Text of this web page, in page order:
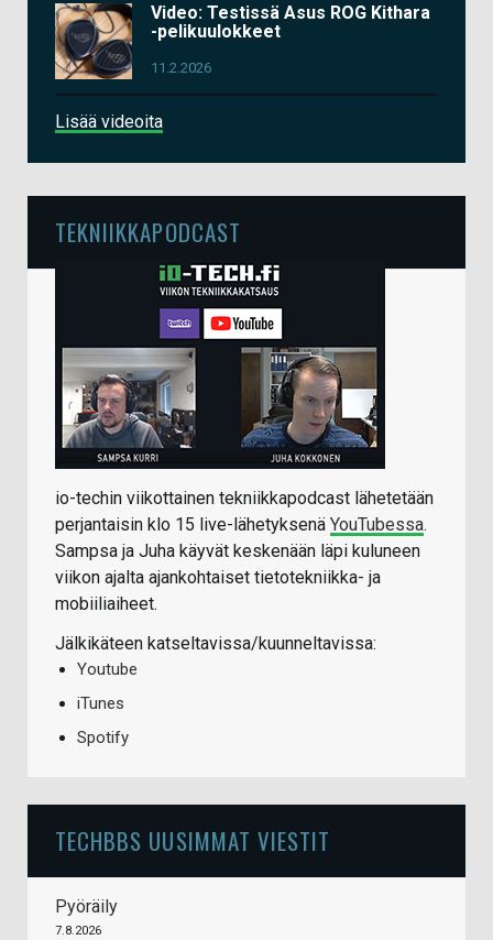
Video: Testissä Asus ROG Kithara
-pelikuulokkeet
11.2.2026
Lisää videoita
TEKNIIKKAPODCAST
io-techin viikottainen tekniikkapodcast lähetetään
perjantaisin klo 15 live-lähetyksenä YouTubessa.
Sampsa ja Juha käyvät keskenään läpi kuluneen
viikon ajalta ajankohtaiset tietotekniikka- ja
mobiiliaiheet.
Jälkikäteen katseltavissa/kuunneltavissa:
Youtube
iTunes
Spotify
TECHBBS UUSIMMAT VIESTIT
Pyöräily
7.8.2026